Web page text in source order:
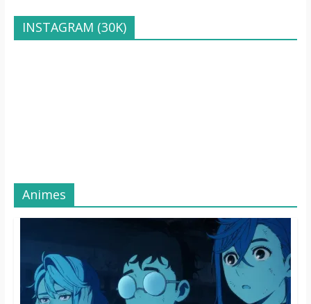
INSTAGRAM (30K)
Animes